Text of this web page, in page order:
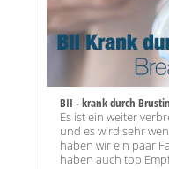
BII - krank durch
Es ist ein weiter
und es wird sehr
haben wir ein paar
haben auch top